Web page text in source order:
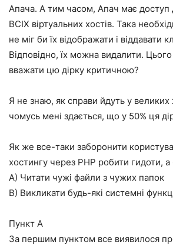
Апача. А тим часом, Апач має доступ
ВСІХ віртуальних хостів. Така
не міг би їх відображати і віддавати
Відповідно, їх можна видалити.
вважати цю дірку критичною?
Я не знаю, як справи йдуть у великих
чомусь мені здається, що у 50% ця
Як же все-таки заборонити
хостингу через PHP робити гидоти, а
A) Читати чужі файли з чужих папок
B) Викликати будь-які системні
Пункт A
За першим пунктом все виявилося